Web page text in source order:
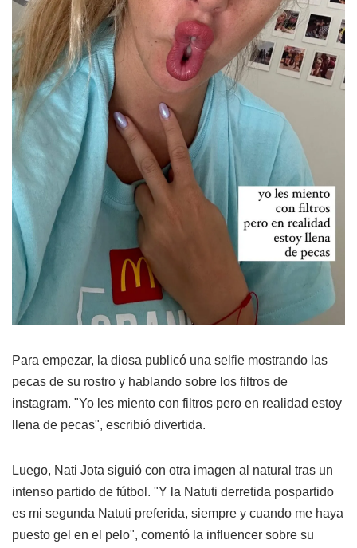
Para empezar, la diosa publicó una selfie mostrando las
pecas de su rostro y hablando sobre los filtros de
instagram. "Yo les miento con filtros pero en realidad estoy
llena de pecas", escribió divertida.
Luego, Nati Jota siguió con otra imagen al natural tras un
intenso partido de fútbol. "Y la Natuti derretida pospartido
es mi segunda Natuti preferida, siempre y cuando me haya
puesto gel en el pelo", comentó la influencer sobre su